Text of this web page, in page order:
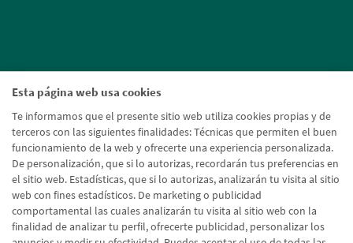
Esta página web usa cookies
Te informamos que el presente sitio web utiliza cookies propias y de
terceros con las siguientes finalidades: Técnicas que permiten el buen
funcionamiento de la web y ofrecerte una experiencia personalizada.
De personalización, que si lo autorizas, recordarán tus preferencias en
el sitio web. Estadísticas, que si lo autorizas, analizarán tu visita al sitio
web con fines estadísticos. De marketing o publicidad
comportamental las cuales analizarán tu visita al sitio web con la
finalidad de analizar tu perfil, ofrecerte publicidad, personalizar los